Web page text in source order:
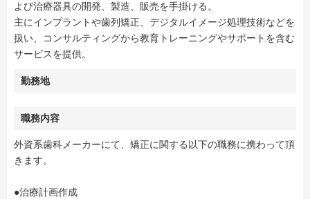
よび治療器具の開発、製造、販売を手掛ける。
主にインプラントや歯列矯正、デジタルイメージ処理技術などを
扱い、コンサルティングから教育トレーニングやサポートを含む
サービスを提供。
勤務地
職務内容
外資系歯科メーカーにて、矯正に関する以下の職務に携わって頂
きます。
●治療計画作成